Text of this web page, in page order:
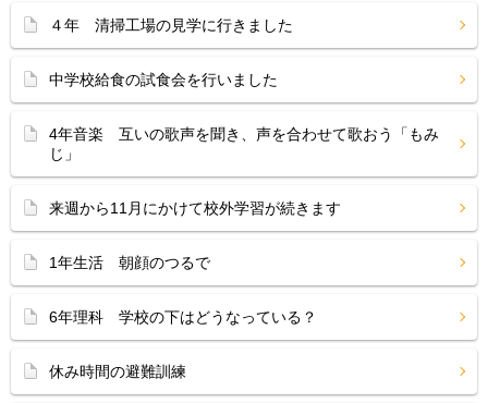
４年 清掃工場の見学に行きました
中学校給食の試食会を行いました
4年音楽 互いの歌声を聞き、声を合わせて歌おう「もみ
じ」
来週から11月にかけて校外学習が続きます
1年生活 朝顔のつるで
6年理科 学校の下はどうなっている？
休み時間の避難訓練